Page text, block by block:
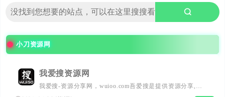
小刀资源网
我爱搜资源网
我爱搜-资源分享网，wuioo.com吾爱搜是提供资源分享,活